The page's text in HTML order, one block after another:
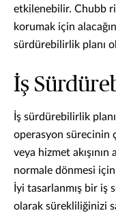
etkilenebilir. Chubb
korumak için
sürdürebilirlik planı
İş
İş sürdürebilirlik
operasyon sürecinin
veya hizmet
normale dönmesi
İyi tasarlanmış bir iş
olarak sürekliliğinizi